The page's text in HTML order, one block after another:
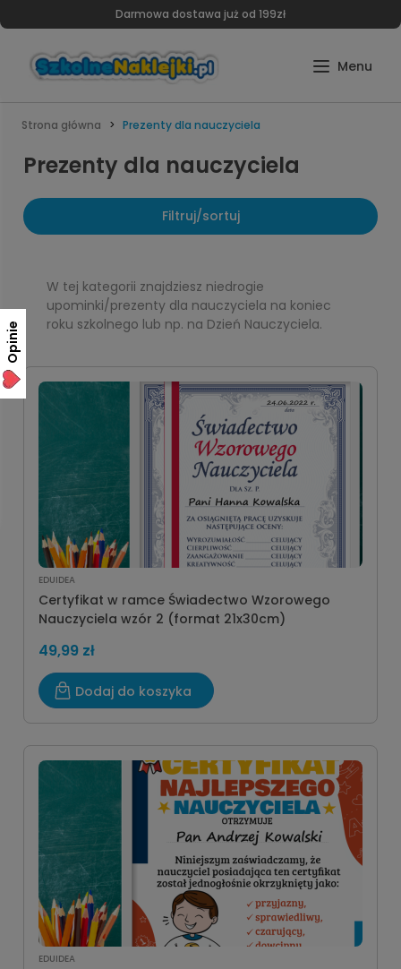
Darmowa dostawa już od 199zł
Strona główna Prezenty dla nauczyciela
Prezenty dla nauczyciela
Filtruj/sortuj
W tej kategorii znajdziesz niedrogie
upominki/prezenty dla nauczyciela na koniec
roku szkolnego lub np. na Dzień Nauczyciela.
EDUIDEA
Certyfikat w ramce Świadectwo Wzorowego
Nauczyciela wzór 2 (format 21x30cm)
49,99 zł
Dodaj do koszyka
EDUIDEA
Opinie